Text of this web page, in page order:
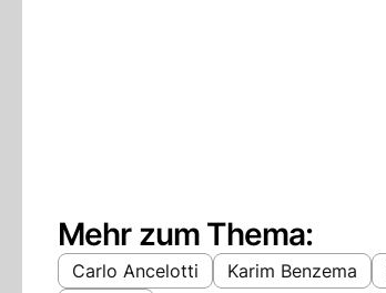
Mehr zum Thema:
Carlo Ancelotti Karim Benzema